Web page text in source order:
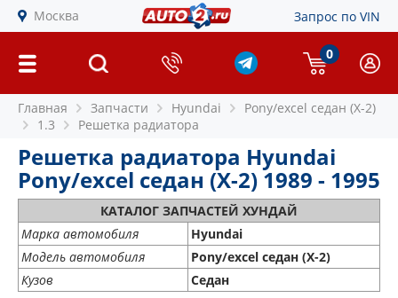
Москва Запрос по VIN
0
Главная Запчасти Hyundai
Pony/excel седан (X-2)
1.3
Решетка радиатора
Решетка радиатора Hyundai
Pony/excel седан (X-2) 1989 - 1995
КАТАЛОГ ЗАПЧАСТЕЙ ХУНДАЙ
Марка автомобиля
Hyundai
Модель автомобиля
Pony/excel седан (X-2)
Кузов
Седан